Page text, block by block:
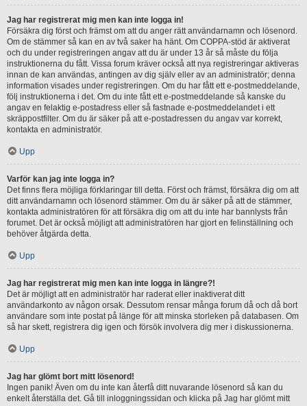
Jag har registrerat mig men kan inte logga in!
Försäkra dig först och främst om att du anger rätt användarnamn och lösenord.
Om de stämmer så kan en av två saker ha hänt. Om COPPA-stöd är aktiverat
och du under registreringen angav att du är under 13 år så måste du följa
instruktionerna du fått. Vissa forum kräver också att nya registreringar aktiveras
innan de kan användas, antingen av dig själv eller av an administratör; denna
information visades under registreringen. Om du har fått ett e-postmeddelande,
följ instruktionerna i det. Om du inte fått ett e-postmeddelande så kanske du
angav en felaktig e-postadress eller så fastnade e-postmeddelandet i ett
skräppostfilter. Om du är säker på att e-postadressen du angav var korrekt,
kontakta en administratör.
Upp
Varför kan jag inte logga in?
Det finns flera möjliga förklaringar till detta. Först och främst, försäkra dig om att
ditt användarnamn och lösenord stämmer. Om du är säker på att de stämmer,
kontakta administratören för att försäkra dig om att du inte har bannlysts från
forumet. Det är också möjligt att administratören har gjort en felinställning och
behöver åtgärda detta.
Upp
Jag har registrerat mig men kan inte logga in längre?!
Det är möjligt att en administratör har raderat eller inaktiverat ditt
användarkonto av någon orsak. Dessutom rensar många forum då och då bort
användare som inte postat på länge för att minska storleken på databasen. Om
så har skett, registrera dig igen och försök involvera dig mer i diskussionerna.
Upp
Jag har glömt bort mitt lösenord!
Ingen panik! Även om du inte kan återfå ditt nuvarande lösenord så kan du
enkelt återställa det. Gå till inloggningssidan och klicka på Jag har glömt mitt